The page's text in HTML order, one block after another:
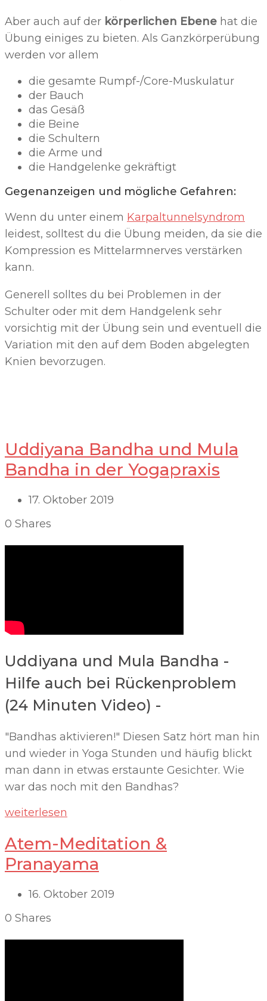
Aber auch auf der körperlichen Ebene hat die
Übung einiges zu bieten. Als Ganzkörperübung
werden vor allem
die gesamte Rumpf-/Core-Muskulatur
der Bauch
das Gesäß
die Beine
die Schultern
die Arme und
die Handgelenke gekräftigt
Gegenanzeigen und mögliche Gefahren:
Wenn du unter einem Karpaltunnelsyndrom
leidest, solltest du die Übung meiden, da sie die
Kompression es Mittelarmnerves verstärken
kann.
Generell solltes du bei Problemen in der
Schulter oder mit dem Handgelenk sehr
vorsichtig mit der Übung sein und eventuell die
Variation mit den auf dem Boden abgelegten
Knien bevorzugen.
Uddiyana Bandha und Mula
Bandha in der Yogapraxis
17. Oktober 2019
0 Shares
Uddiyana und Mula Bandha -
Hilfe auch bei Rückenproblem
(24 Minuten Video) -
"Bandhas aktivieren!" Diesen Satz hört man hin
und wieder in Yoga Stunden und häufig blickt
man dann in etwas erstaunte Gesichter. Wie
war das noch mit den Bandhas?
weiterlesen
Atem-Meditation &
Pranayama
16. Oktober 2019
0 Shares